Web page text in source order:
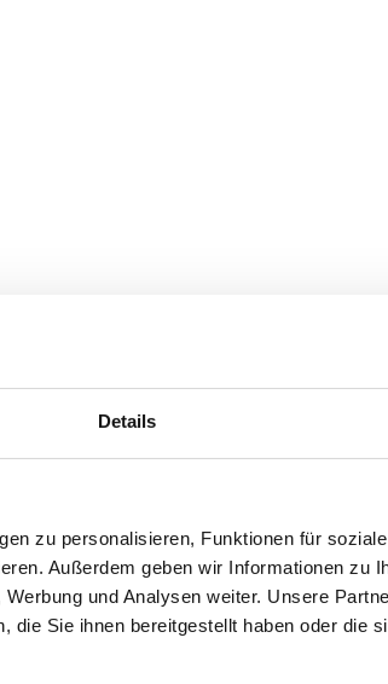
Details
zu personalisieren, Funktionen für
Außerdem geben wir Informationen zu
und Analysen weiter. Unsere
die Sie ihnen bereitgestellt haben oder die
while loadingjobninja.com(see the